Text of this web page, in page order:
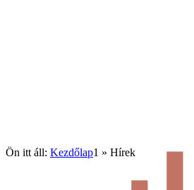
Ön itt áll: Kezdőlap1 » Hírek